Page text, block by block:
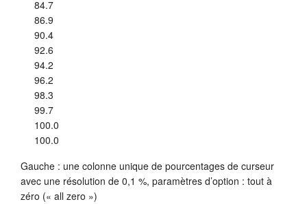
84.7
86.9
90.4
92.6
94.2
96.2
98.3
99.7
100.0
100.0
Gauche : une colonne unique de pourcentages de curseur
avec une résolution de 0,1 %, paramètres d’option : tout à
zéro (« all zero »)